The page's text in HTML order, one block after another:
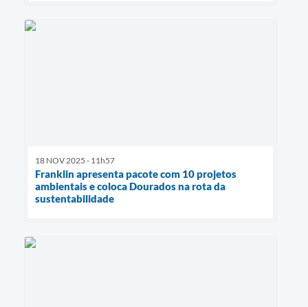
18 NOV 2025 - 11h57
Franklin apresenta pacote com 10 projetos
ambientais e coloca Dourados na rota da
sustentabilidade